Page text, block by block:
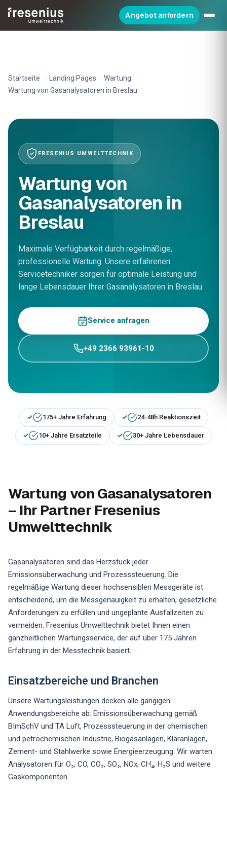
Angebot anfordern
Startseite Landing Pages
Wartung
Wartung von Gasanalysatoren in Breslau
FRESENIUS UMWELTTECHNIK
Wartung von
Gasanalysatoren in
Breslau
Maximale Verfügbarkeit durch regelmäßige,
professionelle Wartung. Unsere erfahrenen
Servicetechniker sorgen für optimale Leistung und
lange Lebensdauer Ihrer Gasanalysatoren in Breslau.
Service anfragen
+49 2366 93961-10
175+ Jahre Erfahrung 24-48h Reaktionszeit
10+ Jahre Ersatzteile 30+ Jahre Lebensdauer
Wartung von Gasanalysatoren
– Ihr Partner Fresenius
Umwelttechnik
Gasanalysatoren sind das Herzstück jeder
Emissionsüberwachung und Prozesssteuerung. Die
regelmäßige Wartung dieser hochsensiblen Messgeräte ist
entscheidend, um die Messgenauigkeit zu erhalten, gesetzliche
Anforderungen zu erfüllen und ungeplante Ausfallzeiten zu
vermeiden. Fresenius Umwelttechnik bietet Ihnen einen
ganzheitlichen Wartungsservice, der auf über 175 Jahren
Erfahrung in der Messtechnik basiert.
Einsatzbereiche und Branchen
Unsere Wartungsleistungen decken alle gängigen
Anwendungsbereiche ab: Emissionsüberwachung gemäß
BImSchV und TA Luft, Prozesssteuerung in der chemischen
und petrochemischen Industrie, Biogasanlagen, Kläranlagen,
Zement- und Stahlwerke sowie Energieerzeugung. Wir warten
Analysatoren für O₂, CO, CO₂, SO₂, NOx, CH₄, H₂S und weitere
Gaskomponenten.